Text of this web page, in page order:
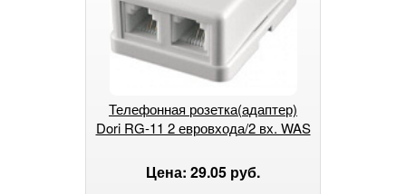
Телефонная розетка(адаптер)
Dori RG-11 2 евровхода/2 вх. WAS
Цена: 29.05 руб.